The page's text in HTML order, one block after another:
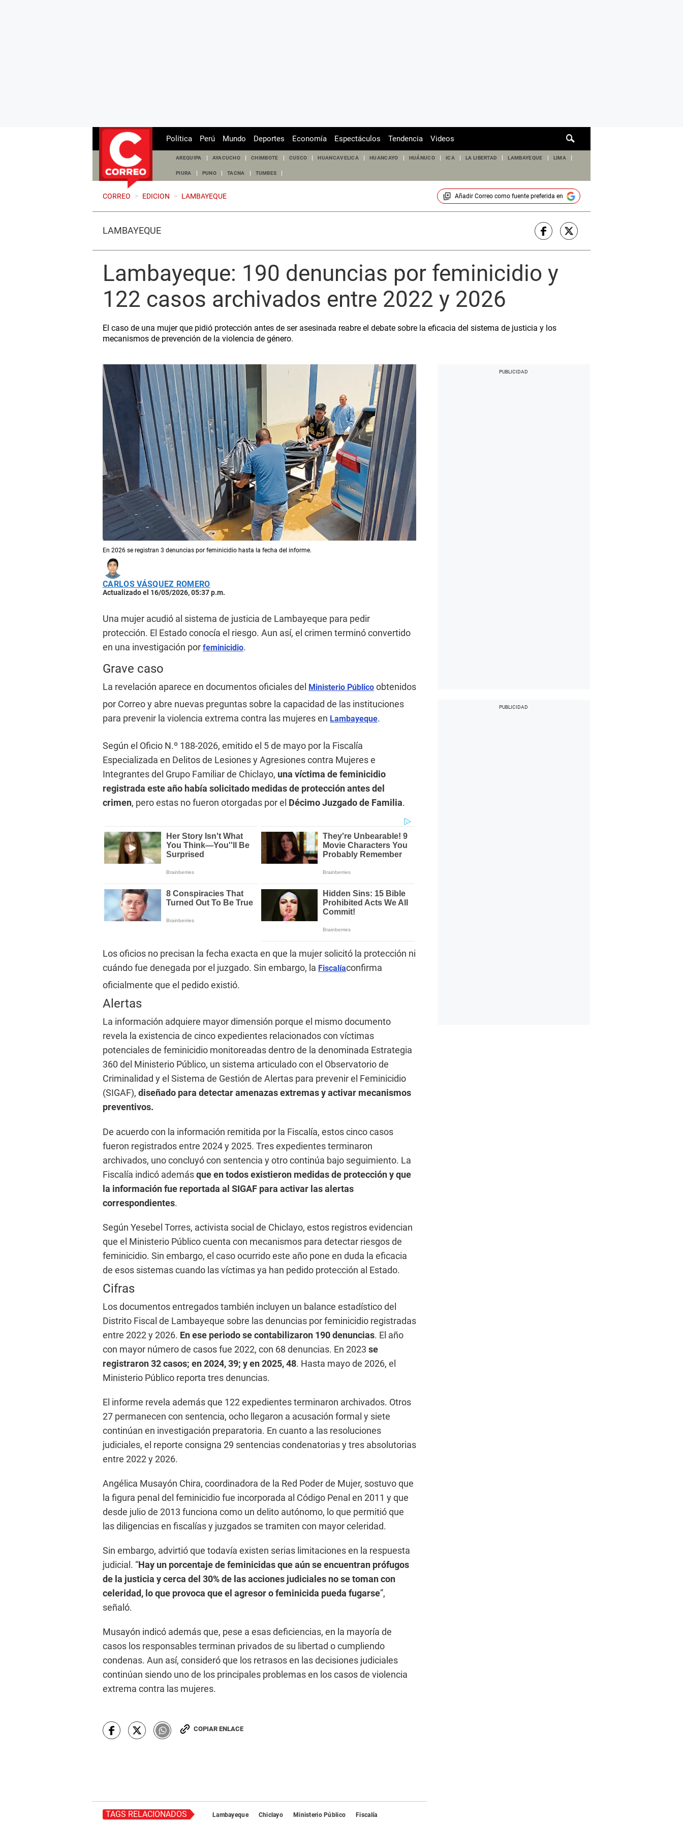
de
Política Perú Mundo Deportes Economía Espectáculos Tendencia Videos
AREQUIPA AYACUCHO CHIMBOTE CUSCO HUANCAVELICA HUANCAYO HUÁNUCO ICA LA LIBERTAD LAMBAYEQUE LIMA
PIURA PUNO TACNA TUMBES
CORREO > EDICION > LAMBAYEQUE Añadir Correocomo fuente preferida en
LAMBAYEQUE
Lambayeque: 190 denuncias por feminicidio y
122 casos archivados entre 2022 y 2026
El caso de una mujer que pidió protección antes de ser asesinada reabre el debate sobre la eficacia del sistema de justicia y los
mecanismos de prevención de la violencia de género.
En 2026 se registran 3 denuncias por feminicidio hasta la fecha del informe.
CARLOS VÁSQUEZ ROMERO
Actualizado el 16/05/2026, 05:37 p.m.
Una mujer acudió al sistema de justicia de Lambayeque para pedir
protección. El Estado conocía el riesgo. Aun así, el crimen terminó convertido
en una investigación por feminicidio.
Grave caso
La revelación aparece en documentos oficiales del Ministerio Público obtenidos
por Correo y abre nuevas preguntas sobre la capacidad de las instituciones
para prevenir la violencia extrema contra las mujeres en Lambayeque.
Según el Oficio N.º 188-2026, emitido el 5 de mayo por la Fiscalía
Especializada en Delitos de Lesiones y Agresiones contra Mujeres e
Integrantes del Grupo Familiar de Chiclayo, una víctima de feminicidio
registrada este año había solicitado medidas de protección antes del
crimen, pero estas no fueron otorgadas por el Décimo Juzgado de Familia.
Los oficios no precisan la fecha exacta en que la mujer solicitó la protección ni
cuándo fue denegada por el juzgado. Sin embargo, la Fiscalíaconfirma
oficialmente que el pedido existió.
Alertas
La información adquiere mayor dimensión porque el mismo documento
revela la existencia de cinco expedientes relacionados con víctimas
potenciales de feminicidio monitoreadas dentro de la denominada Estrategia
360 del Ministerio Público, un sistema articulado con el Observatorio de
Criminalidad y el Sistema de Gestión de Alertas para prevenir el Feminicidio
(SIGAF), diseñado para detectar amenazas extremas y activar mecanismos
preventivos.
De acuerdo con la información remitida por la Fiscalía, estos cinco casos
fueron registrados entre 2024 y 2025. Tres expedientes terminaron
archivados, uno concluyó con sentencia y otro continúa bajo seguimiento. La
Fiscalía indicó ademásque en todos existieron medidas de protección y que
la información fue reportada al SIGAF para activar las alertas
correspondientes.
Según Yesebel Torres, activista social de Chiclayo, estos registros evidencian
que el Ministerio Público cuenta con mecanismos para detectar riesgos de
feminicidio. Sin embargo, el caso ocurrido este año pone en duda la eficacia
de esos sistemas cuando las víctimas ya han pedido protección al Estado.
Cifras
Los documentos entregados también incluyen un balance estadístico del
Distrito Fiscal de Lambayeque sobre las denuncias por feminicidio registradas
entre 2022 y 2026. En ese periodo se contabilizaron 190 denuncias. El año
con mayor número de casos fue 2022, con 68 denuncias. En 2023 se
registraron 32 casos; en 2024, 39; y en 2025, 48. Hasta mayo de 2026, el
Ministerio Público reporta tres denuncias.
El informe revela además que 122 expedientes terminaron archivados. Otros
27 permanecen con sentencia, ocho llegaron a acusación formal y siete
continúan en investigación preparatoria. En cuanto a las resoluciones
judiciales, el reporte consigna 29 sentencias condenatorias y tres absolutorias
entre 2022 y 2026.
Angélica Musayón Chira, coordinadora de la Red Poder de Mujer, sostuvo que
la figura penal del feminicidio fue incorporada al Código Penal en 2011 y que
desde julio de 2013 funciona como un delito autónomo, lo que permitió que
las diligencias en fiscalías y juzgados se tramiten con mayor celeridad.
Sin embargo, advirtió que todavía existen serias limitaciones en la respuesta
judicial. “Hay un porcentaje de feminicidas que aún se encuentran prófugos
de la justicia y cerca del 30% de las acciones judiciales no se toman con
celeridad, lo que provoca que el agresor o feminicida pueda fugarse”,
señaló.
Musayón indicó además que, pese a esas deficiencias, en la mayoría de
casos los responsables terminan privados de su libertad o cumpliendo
condenas. Aun así, consideró que los retrasos en las decisiones judiciales
continúan siendo uno de los principales problemas en los casos de violencia
extrema contra las mujeres.
COPIAR ENLACE
TAGS RELACIONADOS Lambayeque Chiclayo Ministerio Público Fiscalía